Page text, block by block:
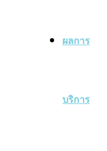
ผลการ
บริการ